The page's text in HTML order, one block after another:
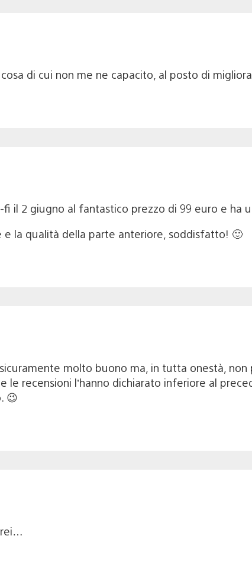
di cui non me ne capacito, al posto di
fi il 2 giugno al fantastico prezzo di 99 euro e ha
la qualità della parte anteriore, soddisfatto! 🙂
molto buono ma, in tutta onestà,
le recensioni l’hanno dichiarato inferiore al
😉